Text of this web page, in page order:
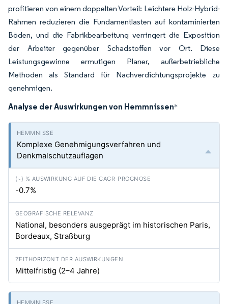
profitieren von einem doppelten Vorteil: Leichtere Holz-Hybrid-
Rahmen reduzieren die Fundamentlasten auf kontaminierten
Böden, und die Fabrikbearbeitung verringert die Exposition
der Arbeiter gegenüber Schadstoffen vor Ort. Diese
Leistungsgewinne ermutigen Planer, außerbetriebliche
Methoden als Standard für Nachverdichtungsprojekte zu
genehmigen.
Analyse der Auswirkungen von Hemmnissen*
Komplexe Genehmigungsverfahren und
Denkmalschutzauflagen
-0.7%
National, besonders ausgeprägt im historischen Paris,
Bordeaux, Straßburg
Mittelfristig (2–4 Jahre)